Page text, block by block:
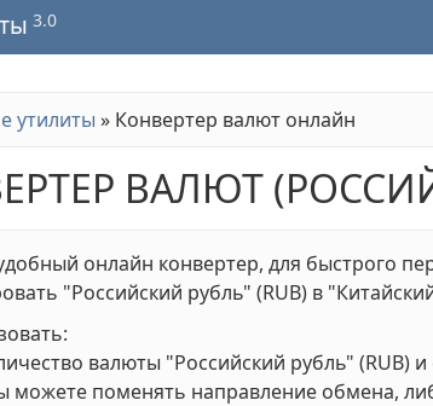
3.0
утилиты » Конвертер валют онлайн
ВАЛЮТ
онлайн конвертер, для быстрого
"Российский рубль" (RUB) в
валюты "Российский рубль" (RUB)
можете поменять направление обмена,